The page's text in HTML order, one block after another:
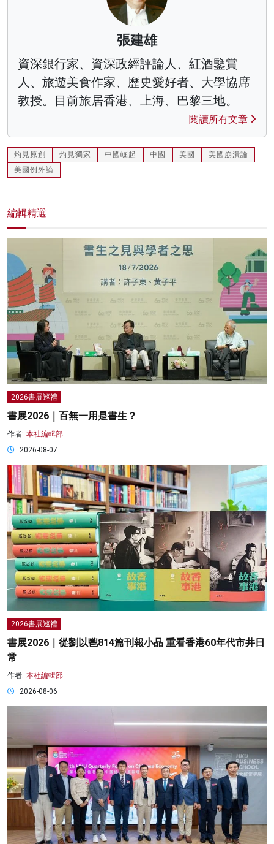
張建雄
資深銀行家、資深政經評論人、紅酒鑒賞
人、旅遊美食作家、歷史愛好者、大學協席
教授。目前旅居香港、上海、巴黎三地。
閱讀所有文章
灼見原創 灼見獨家 中國崛起 中國 美國
美國崩潰論
美國例外論
編輯精選
2026書展巡禮
書展2026｜百無一用是書生？
作者: 本社編輯部
2026-08-07
2026書展巡禮
書展2026｜從劉以鬯814篇刊報小品 重看香港60年代市井日
常
作者: 本社編輯部
2026-08-06